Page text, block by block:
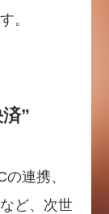
。
”
連携、
ど、次世